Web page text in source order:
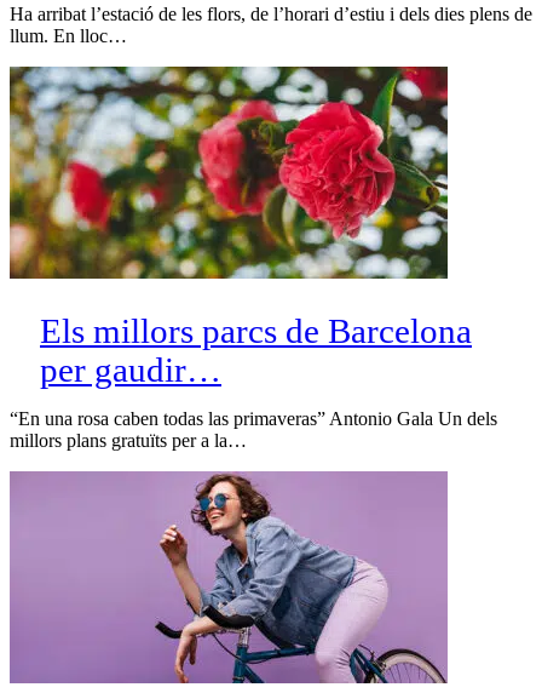
Ha arribat l’estació de les flors, de l’horari d’estiu i dels dies plens de
llum. En lloc…
Els millors parcs de Barcelona
per gaudir…
“En una rosa caben todas las primaveras” Antonio Gala Un dels
millors plans gratuïts per a la…